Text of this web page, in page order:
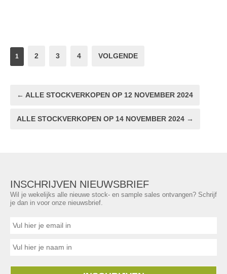
1 2 3 4 VOLGENDE
← ALLE STOCKVERKOPEN OP 12 NOVEMBER 2024
ALLE STOCKVERKOPEN OP 14 NOVEMBER 2024 →
INSCHRIJVEN NIEUWSBRIEF
Wil je wekelijks alle nieuwe stock- en sample sales ontvangen? Schrijf
je dan in voor onze nieuwsbrief.